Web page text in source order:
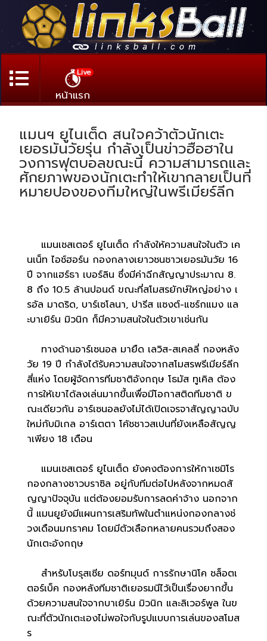
Live
หน้าแรก
แมนฯ ยูไนเต็ด สนใจคว้าตัวนักเตะ
เยอรมันวัยรุ่น กำลังเป็นข่าวฮือฮาใน
วงการฟุตบอลขณะนี้ ความสามารถและ
ศักยภาพของนักเตะทำให้เขากลายเป็นที่
หมายปองของทีมใหญ่ในพรีเมียร์ลีก
แมนเชสเตอร์ ยูไนเต็ด กำลังให้ความสนใจในตัว เค
นเน็ท ไอช์ฮอร์น กองกลางเยาวชนชาวเยอรมันวัย 16
ปี จากแฮร์ธา เบอร์ลิน ซึ่งมีค่าฉีกสัญญาประมาณ 8.
8 ถึง 10.5 ล้านปอนด์ ขณะที่สโมสรยักษ์ใหญ่อย่าง เ
รอัล มาดริด, บาร์เซโลนา, ปารีส แซงต์-แชร์กแมง แล
ะบาเยิร์น มิวนิก ก็มีความสนใจในตัวเขาเช่นกัน
ทางด้านอาร์เซนอล มายืด เลวิส-สเคลลี่ กองหลัง
วัย 19 ปี กำลังได้รับความสนใจจากสโมสรพรีเมียร์ลีก
สี่แห่ง โดยผู้จัดการทีมชาติอังกฤษ โธมัส ทูเคิล ต้อง
การให้เขาได้ลงเล่นมากขึ้นเพื่อมีโอกาสติดทีมชาติ ข
ณะเดียวกัน อาร์เซนอลยังไม่ได้เปิดเจรจาสัญญาฉบับ
ใหม่กับมิเกล อาร์เตตา โค้ชชาวสเปนที่ยังเหลือสัญญ
าเพียง 18 เดือน
แมนเชสเตอร์ ยูไนเต็ด ยังคงต้องการให้กาเซมิโร
กองกลางชาวบราซิล อยู่กับทีมต่อไปหลังจากหมดสั
ญญาปัจจุบัน แต่ต้องยอมรับการลดค่าจ้าง นอกจาก
นี้ แมนยูยังมีแผนการเสริมทัพในตำแหน่งกองกลางช่
วงเดือนมกราคม โดยมีตัวเลือกหลายคนรวมถึงสอง
นักเตะอังกฤษ
สำหรับโบรุสเซีย ดอร์ทมุนด์ การรักษานิโค ชล็อตเ
ตอร์เบ็ค กองหลังทีมชาติเยอรมนีไว้เป็นเรื่องยากขึ้น
ด้วยความสนใจจากบาเยิร์น มิวนิก และลิเวอร์พูล ในข
ณะที่ตัวนักเตะเองไม่พอใจกับรูปแบบการเล่นของสโมส
ร